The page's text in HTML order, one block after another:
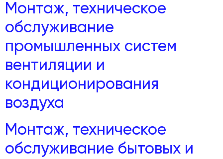
Монтаж, техническое
обслуживание
промышленных систем
вентиляции и
кондиционирования
воздуха
Монтаж, техническое
обслуживание бытовых и